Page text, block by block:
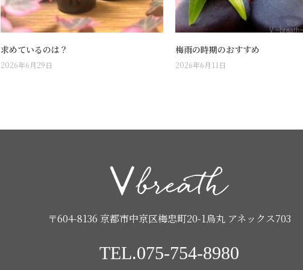
求めているのは？
2026年6月29日
梅雨の時期のおすすめ
2026年6月11日
〒604-8136 京都市中京区梅忠町20-1烏丸 アネックス703
TEL.075-754-8980